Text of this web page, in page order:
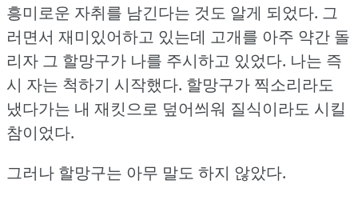
흥미로운 자취를 남긴다는 것도 알게 되었다. 그
러면서 재미있어하고 있는데 고개를 아주 약간 돌
리자 그 할망구가 나를 주시하고 있었다. 나는 즉
시 자는 척하기 시작했다. 할망구가 찍소리라도
냈다가는 내 재킷으로 덮어씌워 질식이라도 시킬
참이었다.
그러나 할망구는 아무 말도 하지 않았다.